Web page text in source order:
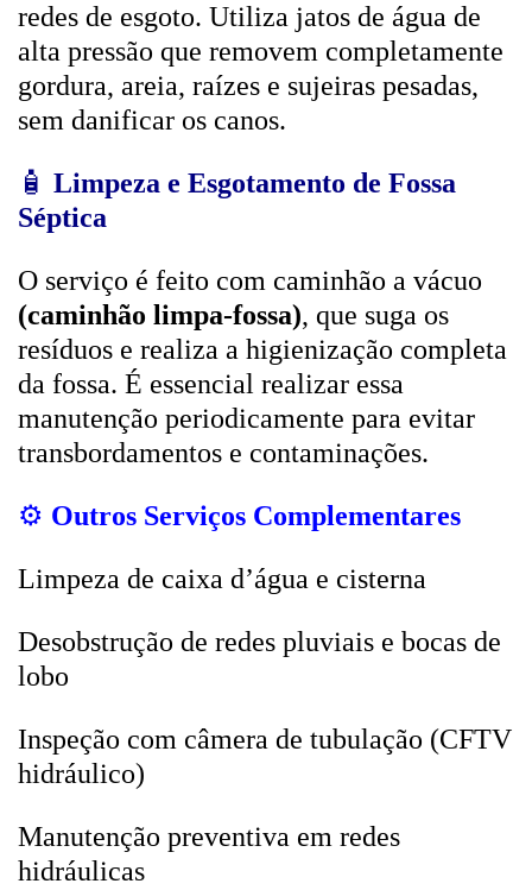
redes de esgoto. Utiliza jatos de água de
alta pressão que removem completamente
gordura, areia, raízes e sujeiras pesadas,
sem danificar os canos.
🧴 Limpeza e Esgotamento de Fossa
Séptica
O serviço é feito com caminhão a vácuo
(caminhão limpa-fossa), que suga os
resíduos e realiza a higienização completa
da fossa. É essencial realizar essa
manutenção periodicamente para evitar
transbordamentos e contaminações.
⚙️ Outros Serviços Complementares
Limpeza de caixa d’água e cisterna
Desobstrução de redes pluviais e bocas de
lobo
Inspeção com câmera de tubulação (CFTV
hidráulico)
Manutenção preventiva em redes
hidráulicas